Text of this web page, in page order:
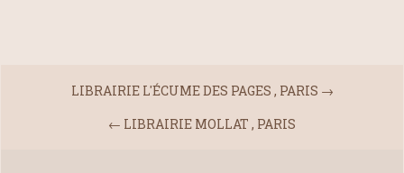
LIBRAIRIE L'ÉCUME DES PAGES , PARIS →
← LIBRAIRIE MOLLAT , PARIS